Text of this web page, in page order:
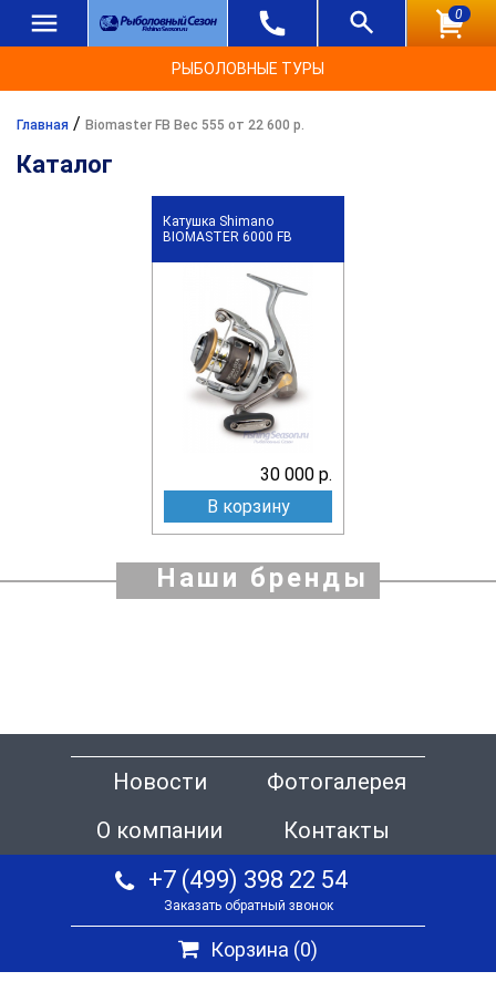
0
РЫБОЛОВНЫЕ ТУРЫ
Главная / Biomaster FB Вес 555 от 22 600 р.
Каталог
Катушка Shimano
BIOMASTER 6000 FB
30 000 р.
В корзину
Наши бренды
Новости
Фотогалерея
О компании
Контакты
+7 (499) 398 22 54
Заказать обратный звонок
Корзина (0)